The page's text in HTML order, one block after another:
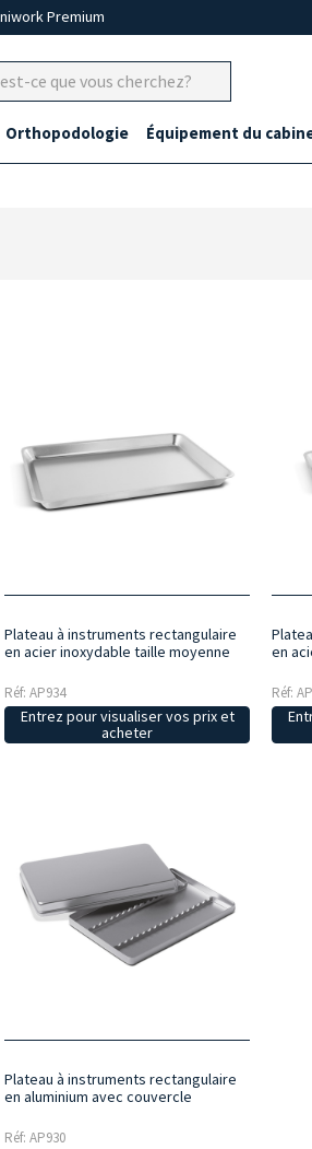
Premium
Orthopodologie Équipement du
Plateau à instruments rectangulaire
en acier inoxydable taille moyenne
Réf: AP934
Entrez pour visualiser vos prix et
acheter
en
Réf:
Plateau à instruments rectangulaire
en aluminium avec couvercle
Réf: AP930